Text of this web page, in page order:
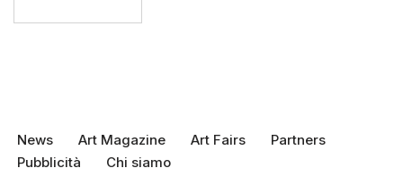
News Art Magazine Art Fairs
Partners
Pubblicità
Chi siamo